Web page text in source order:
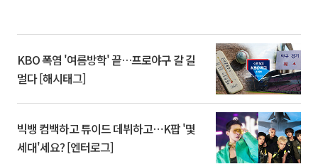
KBO 폭염 '여름방학' 끝…프로야구 갈 길
멀다 [해시태그]
빅뱅 컴백하고 튜이드 데뷔하고⋯K팝 '몇
세대'세요? [엔터로그]